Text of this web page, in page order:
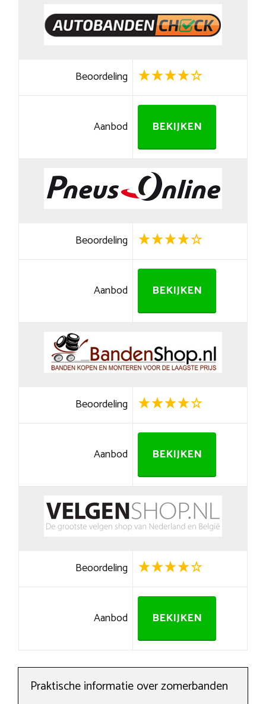
Beoordeling
Aanbod BEKIJKEN
Beoordeling
Aanbod BEKIJKEN
Beoordeling
Aanbod BEKIJKEN
Beoordeling
Aanbod BEKIJKEN
Praktische informatie over zomerbanden